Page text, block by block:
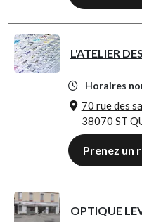
L'ATELIER
Horaires
70 rue des
38070 ST
Prenez un
OPTIQUE